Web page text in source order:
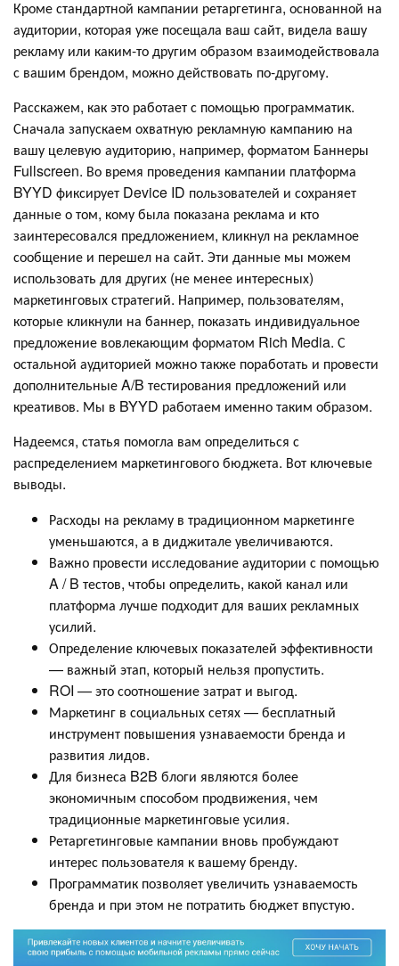
Кроме стандартной кампании ретаргетинга, основанной на
аудитории, которая уже посещала ваш сайт, видела вашу
рекламу или каким-то другим образом взаимодействовала
с вашим брендом, можно действовать по-другому.
Расскажем, как это работает с помощью программатик.
Сначала запускаем охватную рекламную кампанию на
вашу целевую аудиторию, например, форматом Баннеры
Fullscreen. Во время проведения кампании платформа
BYYD фиксирует Device ID пользователей и сохраняет
данные о том, кому была показана реклама и кто
заинтересовался предложением, кликнул на рекламное
сообщение и перешел на сайт. Эти данные мы можем
использовать для других (не менее интересных)
маркетинговых стратегий. Например, пользователям,
которые кликнули на баннер, показать индивидуальное
предложение вовлекающим форматом Rich Media. С
остальной аудиторией можно также поработать и провести
дополнительные A/B тестирования предложений или
креативов. Мы в BYYD работаем именно таким образом.
Надеемся, статья помогла вам определиться с
распределением маркетингового бюджета. Вот ключевые
выводы.
Расходы на рекламу в традиционном маркетинге
уменьшаются, а в диджитале увеличиваются.
Важно провести исследование аудитории с помощью
A / B тестов, чтобы определить, какой канал или
платформа лучше подходит для ваших рекламных
усилий.
Определение ключевых показателей эффективности
— важный этап, который нельзя пропустить.
ROI — это соотношение затрат и выгод.
Маркетинг в социальных сетях — бесплатный
инструмент повышения узнаваемости бренда и
развития лидов.
Для бизнеса B2B блоги являются более
экономичным способом продвижения, чем
традиционные маркетинговые усилия.
Ретаргетинговые кампании вновь пробуждают
интерес пользователя к вашему бренду.
Программатик позволяет увеличить узнаваемость
бренда и при этом не потратить бюджет впустую.